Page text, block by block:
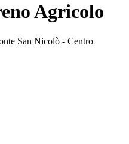
Agricolo
San Nicolò - Centro